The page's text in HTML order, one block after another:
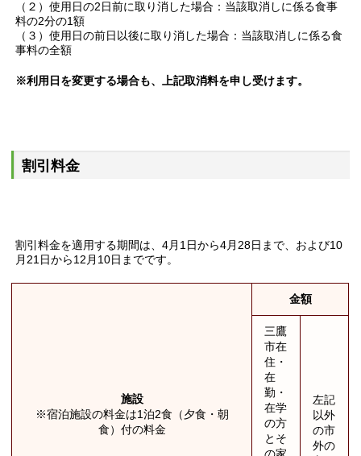
（２）使用日の2日前に取り消した場合：当該取消しに係る食事
料の2分の1額
（３）使用日の前日以後に取り消した場合：当該取消しに係る食
事料の全額
※利用日を変更する場合も、上記取消料を申し受けます。
割引料金
割引料金を適用する期間は、4月1日から4月28日まで、および10
月21日から12月10日までです。
施設
※宿泊施設の料金は1泊2食（夕食・朝
食）付の料金
金額
三鷹
市在
住・
在
勤・
在学
の方
とそ
左記
以外
の市
外の